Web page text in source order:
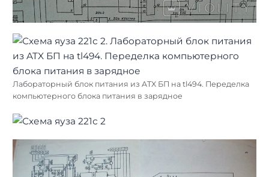
Лабораторный блок питания из ATX БП на tl494. Переделка
компьютерного блока питания в зарядное